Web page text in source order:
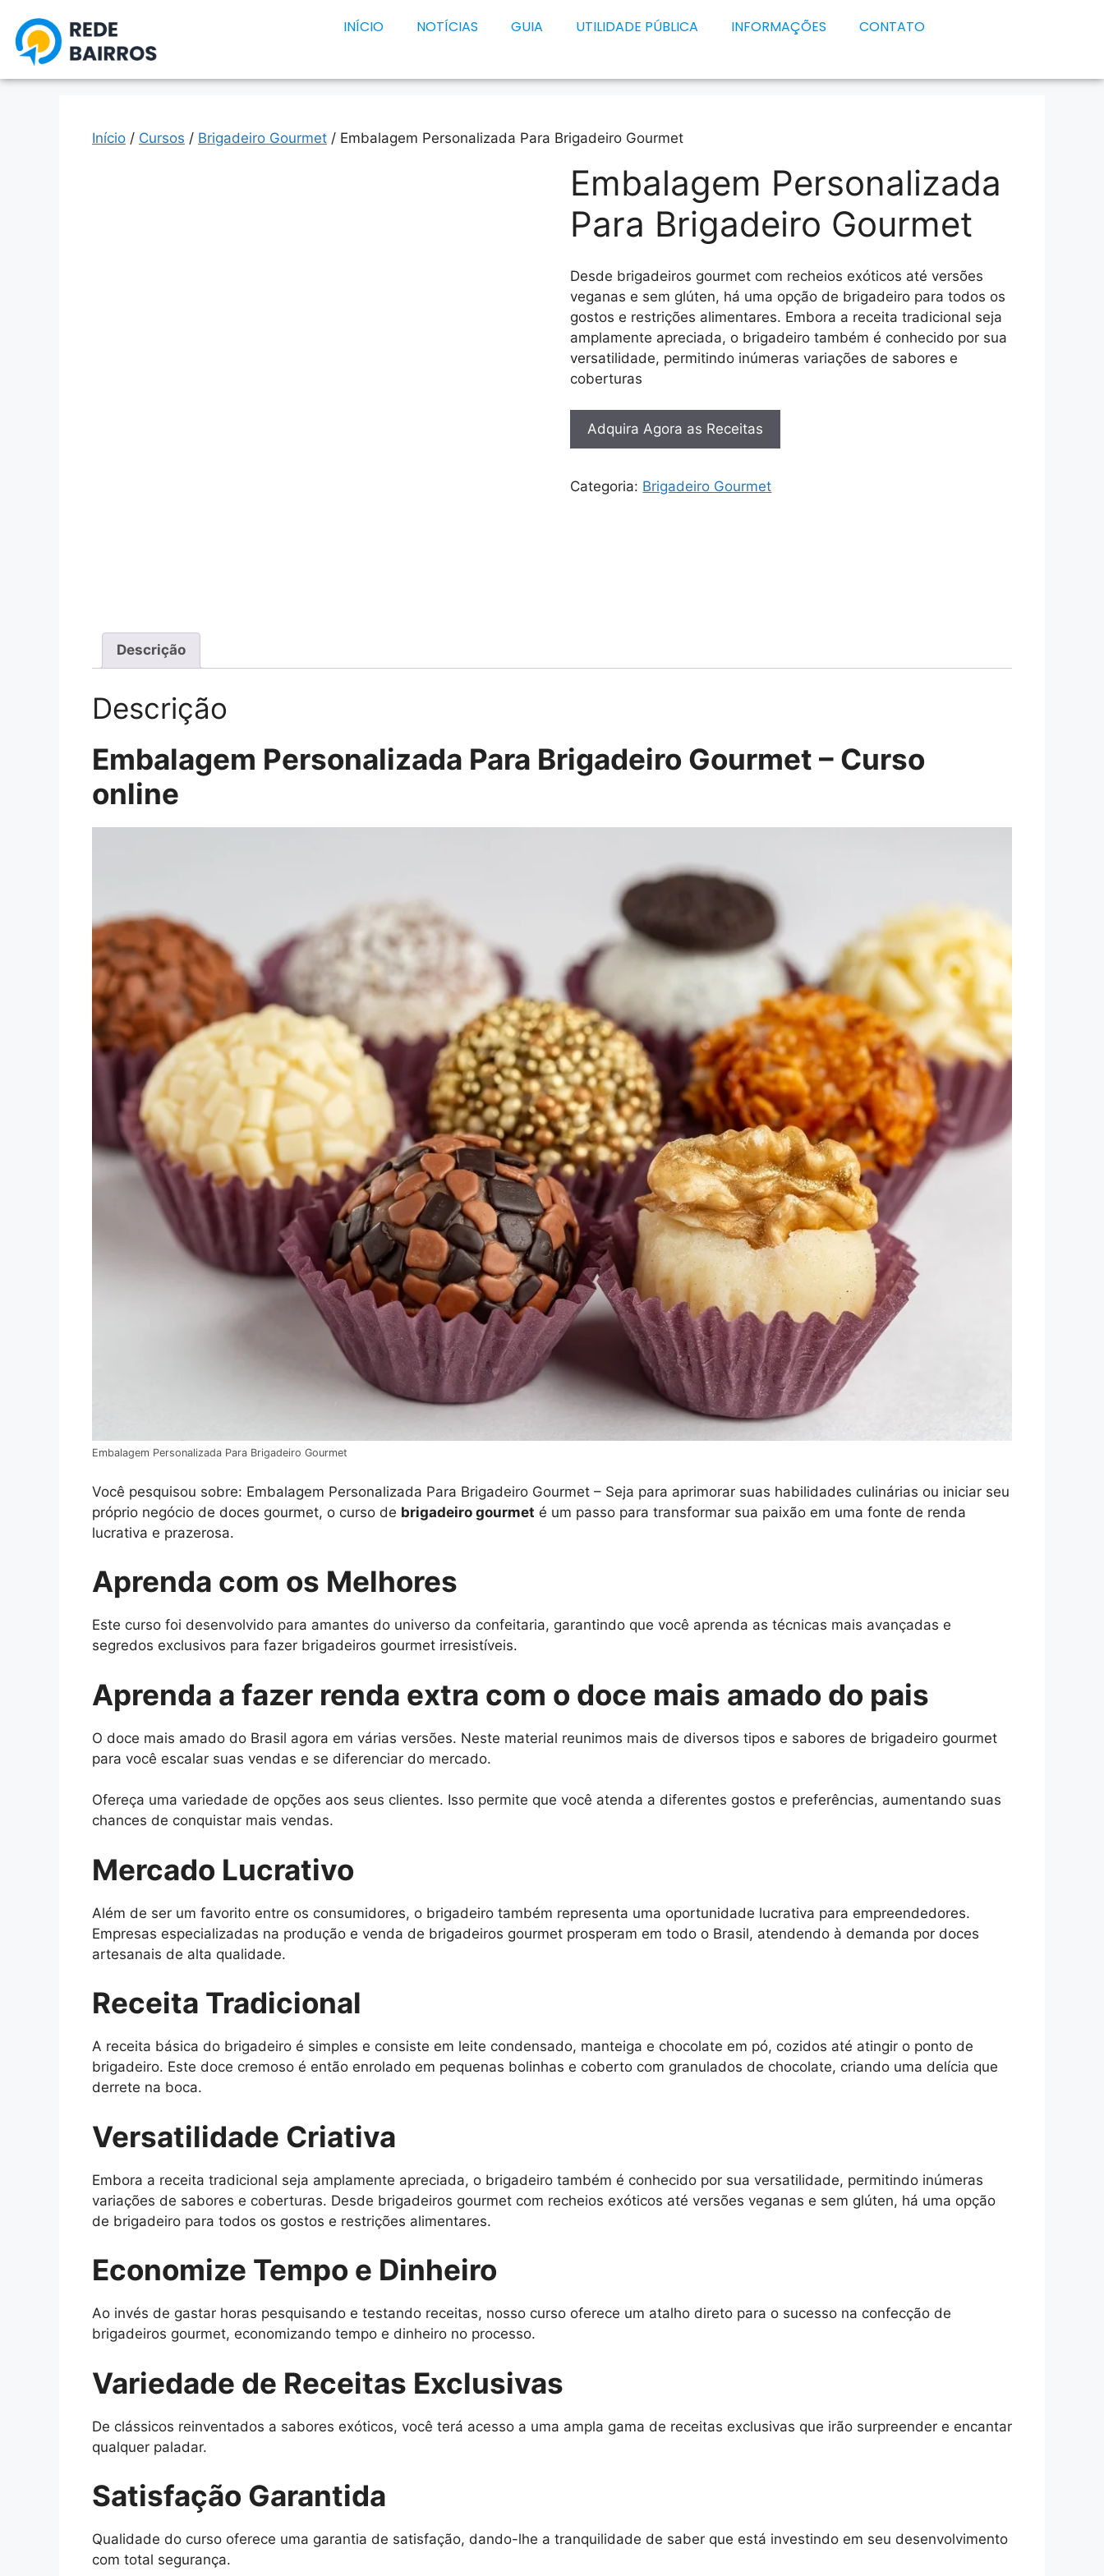
INÍCIO NOTÍCIAS GUIA UTILIDADE PÚBLICA INFORMAÇÕES CONTATO
Início / Cursos / Brigadeiro Gourmet / Embalagem Personalizada Para Brigadeiro Gourmet
Embalagem Personalizada
Para Brigadeiro Gourmet
Desde brigadeiros gourmet com recheios exóticos até versões
veganas e sem glúten, há uma opção de brigadeiro para todos os
gostos e restrições alimentares. Embora a receita tradicional seja
amplamente apreciada, o brigadeiro também é conhecido por sua
versatilidade, permitindo inúmeras variações de sabores e
coberturas
Adquira Agora as Receitas
Categoria: Brigadeiro Gourmet
Descrição
Descrição
Embalagem Personalizada Para Brigadeiro Gourmet – Curso
online
Embalagem Personalizada Para Brigadeiro Gourmet
Você pesquisou sobre: Embalagem Personalizada Para Brigadeiro Gourmet – Seja para aprimorar suas habilidades culinárias ou iniciar seu
próprio negócio de doces gourmet, o curso de brigadeiro gourmet é um passo para transformar sua paixão em uma fonte de renda
lucrativa e prazerosa.
Aprenda com os Melhores
Este curso foi desenvolvido para amantes do universo da confeitaria, garantindo que você aprenda as técnicas mais avançadas e
segredos exclusivos para fazer brigadeiros gourmet irresistíveis.
Aprenda a fazer renda extra com o doce mais amado do pais
O doce mais amado do Brasil agora em várias versões. Neste material reunimos mais de diversos tipos e sabores de brigadeiro gourmet
para você escalar suas vendas e se diferenciar do mercado.
Ofereça uma variedade de opções aos seus clientes. Isso permite que você atenda a diferentes gostos e preferências, aumentando suas
chances de conquistar mais vendas.
Mercado Lucrativo
Além de ser um favorito entre os consumidores, o brigadeiro também representa uma oportunidade lucrativa para empreendedores.
Empresas especializadas na produção e venda de brigadeiros gourmet prosperam em todo o Brasil, atendendo à demanda por doces
artesanais de alta qualidade.
Receita Tradicional
A receita básica do brigadeiro é simples e consiste em leite condensado, manteiga e chocolate em pó, cozidos até atingir o ponto de
brigadeiro. Este doce cremoso é então enrolado em pequenas bolinhas e coberto com granulados de chocolate, criando uma delícia que
derrete na boca.
Versatilidade Criativa
Embora a receita tradicional seja amplamente apreciada, o brigadeiro também é conhecido por sua versatilidade, permitindo inúmeras
variações de sabores e coberturas. Desde brigadeiros gourmet com recheios exóticos até versões veganas e sem glúten, há uma opção
de brigadeiro para todos os gostos e restrições alimentares.
Economize Tempo e Dinheiro
Ao invés de gastar horas pesquisando e testando receitas, nosso curso oferece um atalho direto para o sucesso na confecção de
brigadeiros gourmet, economizando tempo e dinheiro no processo.
Variedade de Receitas Exclusivas
De clássicos reinventados a sabores exóticos, você terá acesso a uma ampla gama de receitas exclusivas que irão surpreender e encantar
qualquer paladar.
Satisfação Garantida
Qualidade do curso oferece uma garantia de satisfação, dando-lhe a tranquilidade de saber que está investindo em seu desenvolvimento
com total segurança.